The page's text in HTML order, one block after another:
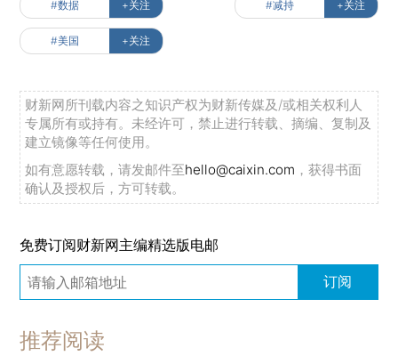
#数据 +关注 #减持 +关注
#美国 +关注
财新网所刊载内容之知识产权为财新传媒及/或相关权利人
专属所有或持有。未经许可，禁止进行转载、摘编、复制及
建立镜像等任何使用。
如有意愿转载，请发邮件至hello@caixin.com ，获得书面
确认及授权后，方可转载。
免费订阅财新网主编精选版电邮
订阅
推荐阅读